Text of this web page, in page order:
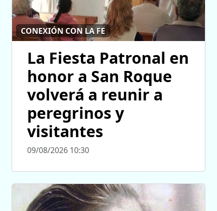
CONEXIÓN CON LA FE
La Fiesta Patronal en
honor a San Roque
volverá a reunir a
peregrinos y
visitantes
09/08/2026 10:30